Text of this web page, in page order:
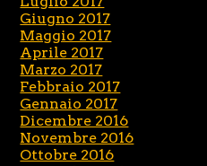
Giugno 2017
Maggio 2017
Aprile 2017
Marzo 2017
Febbraio 2017
Gennaio 2017
Dicembre 2016
Novembre 2016
Ottobre 2016